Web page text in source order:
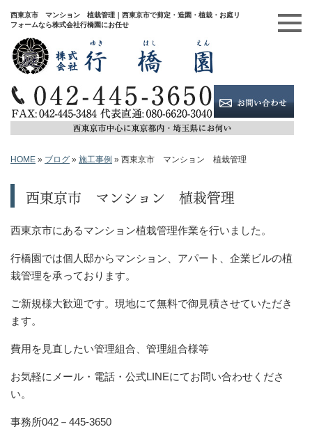
西東京市 マンション 植栽管理｜西東京市で剪定・造園・植栽・お庭リ
フォームなら株式会社行橋園にお任せ
HOME » ブログ » 施工事例 » 西東京市 マンション 植栽管理
西東京市 マンション 植栽管理
西東京市にあるマンション植栽管理作業を行いました。
行橋園では個人邸からマンション、アパート、企業ビルの植
栽管理を承っております。
ご新規様大歓迎です。現地にて無料で御見積させていただき
ます。
費用を見直したい管理組合、管理組合様等
お気軽にメール・電話・公式LINEにてお問い合わせくださ
い。
事務所042－445-3650